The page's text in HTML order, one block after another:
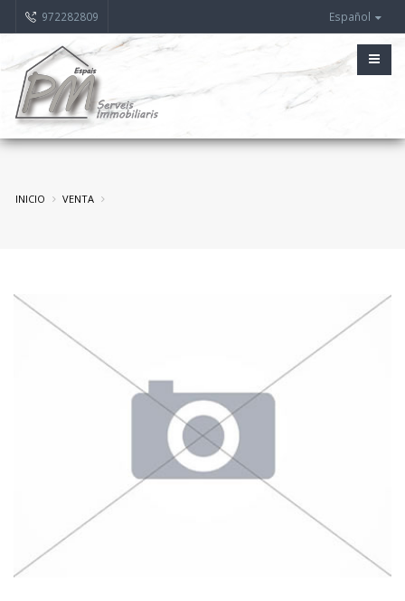
972282809 Español
INICIO VENTA